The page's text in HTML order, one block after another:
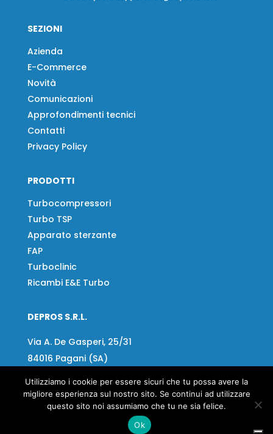
SEZIONI
Azienda
E-Commerce
Novità
Comunicazioni
Approfondimenti tecnici
Contatti
Privacy Policy
PRODOTTI
Turbocompressori
Turbo TSP
Apparato sterzante
FAP
Turboclinic
Ricambi E&E Turbo
DEPROS S.R.L.
Via A. De Gasperi, 25/31
84016 Pagani (SA)
Tel:+39 081 918020
Fax+39 081 919799
Utilizziamo i cookie per essere sicuri che tu possa avere la
migliore esperienza sul nostro sito. Se continui ad utilizzare
questo sito noi assumiamo che tu ne sia felice.
Ok